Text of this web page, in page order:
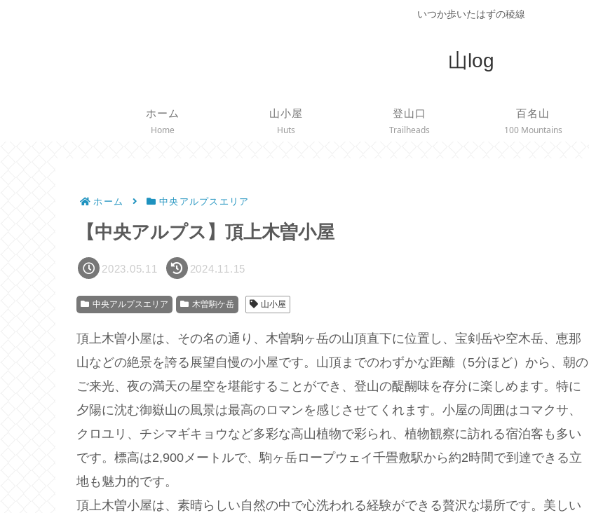
いつか歩いたはずの稜線
山log
ホーム
Home
山小屋
Huts
登山口
Trailheads
百名山
100 Mountains
ホーム 中央アルプスエリア
【中央アルプス】頂上木曽小屋
2023.05.11 2024.11.15
中央アルプスエリア 木曽駒ケ岳 山小屋
頂上木曽小屋は、その名の通り、木曽駒ヶ岳の山頂直下に位置し、宝剣岳や空木岳、恵那
山などの絶景を誇る展望自慢の小屋です。山頂までのわずかな距離（5分ほど）から、朝の
ご来光、夜の満天の星空を堪能することができ、登山の醍醐味を存分に楽しめます。特に
夕陽に沈む御嶽山の風景は最高のロマンを感じさせてくれます。小屋の周囲はコマクサ、
クロユリ、チシマギキョウなど多彩な高山植物で彩られ、植物観察に訪れる宿泊客も多い
です。標高は2,900メートルで、駒ヶ岳ロープウェイ千畳敷駅から約2時間で到達できる立
地も魅力的です。
頂上木曽小屋は、素晴らしい自然の中で心洗われる経験ができる贅沢な場所です。美しい